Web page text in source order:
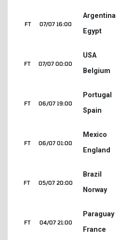
07/07 16:00
FT
Argentina
Egypt
07/07 00:00
FT
USA
Belgium
06/07 19:00
FT
Portugal
Spain
06/07 01:00
FT
Mexico
England
05/07 20:00
FT
Brazil
Norway
04/07 21:00
FT
Paraguay
France